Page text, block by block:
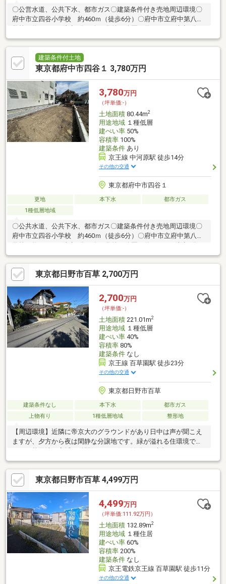
〇公営水道、公共下水、都市ガス〇建築条件付き売地周辺環境〇
府中市立四谷小学校 約460ｍ（徒歩6分）〇府中市立府中第八中
学校 約290ｍ（徒歩4分）〇四谷第二公園 約110ｍ（徒歩2分）
〇西府緑地 約320ｍ（徒歩4分）〇西友中河原店 約1000ｍ（徒
歩13分）〇セリアライフ府中中河原店 約1100ｍ（徒歩14分）〇
ファミリーマート府中四谷通り店 約470ｍ（徒歩6分）※建築条
件付売地とは、3ヶ月以内に売主もしくは売主が指定した建築業者
す。
建築条件付土地
東京都府中市四谷１ 3,780万円
3,780万円
（坪単価:-）
土地面積80.44m2
用途地域１種低層
建ぺい率50%
容積率100%
建築条件あり
京王線 中河原駅 徒歩14分
その他の交通
東京都府中市四谷１
更地 本下水
都市ガス
1種低層地域
〇公共水道、公共下水、都市ガス〇建築条件付き売地周辺環境〇
府中市立四谷小学校 約460ｍ（徒歩6分）〇府中市立府中第八中
〇西府緑地 約320ｍ（徒歩4分）〇西友中河原店 約1000ｍ（徒
歩13分）〇セリアライフ府中中河原店 約1100ｍ（徒歩14分）〇
ファミリーマート府中四谷通り店 約470ｍ（徒歩6分）※建築条
件付売地とは、3ヶ月以内に売主もしくは売主が指定した建築業者
と建築請負契約が成立しなかった場合、売買契約は白紙となりま
す。
東京都日野市百草 2,700万円
2,700万円
（坪単価:-）
土地面積221.01m2
用途地域１種低層
建ぺい率40%
容積率80%
建築条件なし
京王線 百草園駅 徒歩23分
その他の交通
東京都日野市百草
建築条件なし 本下水
都市ガス
上物有り
1種低層地域 整形地
【周辺環境】近隣に帝京大のグラウンドがあり日中は声が聞こえ
ますが、夕方から夜は閑静な分譲地です。緑が溢れる住環境で
す。【敷地について】道路面から宅盤上がっておりますが、高さ
2m超の高低差はございません。そのため、擁壁のやり替えや大掛
かりな造成費はかからないと予想しております。建物解体見積ご
ざいます。お気軽にお声がけください。【敷地図面について】仮
測量図ございます。本測量も行う予定です。【ライフラインにつ
いて】宅地内（上下水・ガス）全て揃っております。
東京都日野市百草 4,499万円
4,499万円
（坪単価:111.92万円）
土地面積132.89m2
用途地域１種住居
建ぺい率60%
容積率200%
建築条件なし
京王電鉄京王線 百草園駅 徒歩11分
その他の交通